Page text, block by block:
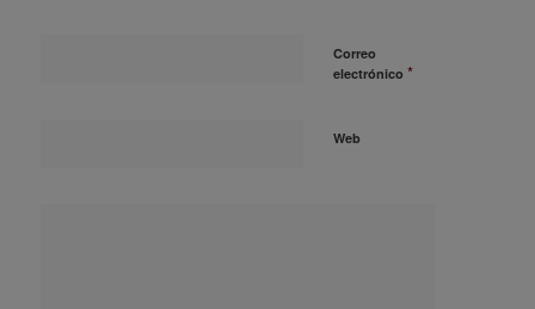
Correo
electrónico *
Web